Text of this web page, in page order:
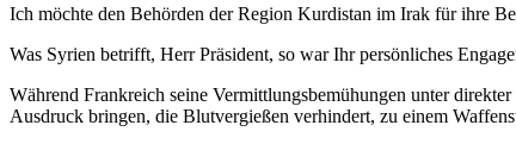
Ich möchte den Behörden der Region Kurdistan im Irak für ihre
Was Syrien betrifft, Herr Präsident, so war Ihr persönliches
Während Frankreich seine Vermittlungsbemühungen unter
Ausdruck bringen, die Blutvergießen verhindert, zu einem